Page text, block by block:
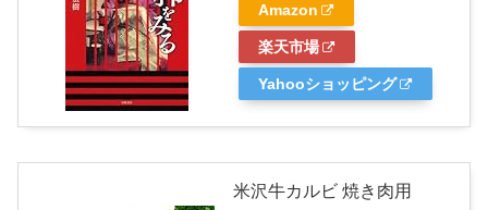
Amazon
楽天市場
Yahooショッピング
米沢牛カルビ 焼き肉用